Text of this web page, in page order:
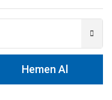
Hemen Al